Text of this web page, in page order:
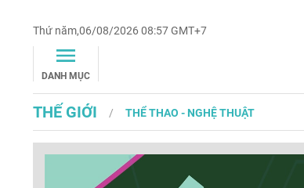
Thứ năm,06/08/2026 08:57 GMT+7
DANH MỤC
THẾ GIỚI THỂ THAO - NGHỆ THUẬT